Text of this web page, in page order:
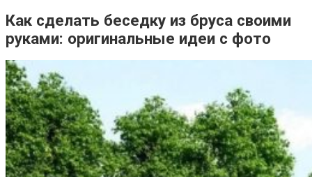
Как сделать беседку из бруса своими
руками: оригинальные идеи с фото